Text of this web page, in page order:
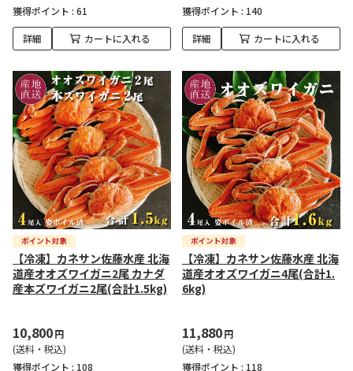
獲得ポイント : 61
詳細 カートに入れる
獲得ポイント : 140
詳細 カートに入れる
【冷凍】カネサン佐藤水産 北海
道産オオズワイガニ2尾 カナダ
産本ズワイガニ2尾(合計1.5kg)
10,800円
(送料・税込)
獲得ポイント : 108
【冷凍】カネサン佐藤水産 北海
道産オオズワイガニ4尾(合計1.
6kg)
11,880円
(送料・税込)
獲得ポイント : 118